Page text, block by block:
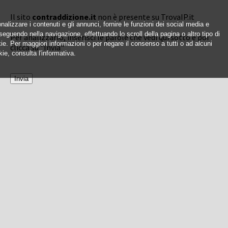
Il sito contraddizione.it non è presente su TrovaIP.it
Per analizzarlo, inserisci le parole che vedi qui sotto e poi
clicca su "Invia"
i contenuti e gli annunci, fornire le funzioni dei social media e
nella navigazione, effettuando lo scroll della pagina o altro tipo di
Per maggiori informazioni o per negare il consenso a tutti o ad alcuni
consulta l'informativa.